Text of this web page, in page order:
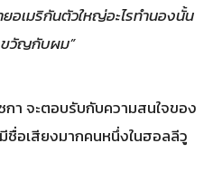
อเมริกันตัวใหญ่อะไรทำนองนั้น
ขวัญกับผม”
า จะตอบรับกับความสนใจของ
อเสียงมากคนหนึ่งในฮอลลีวู